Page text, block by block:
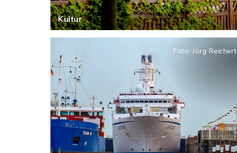
Kultur
Foto: Jörg Reichert